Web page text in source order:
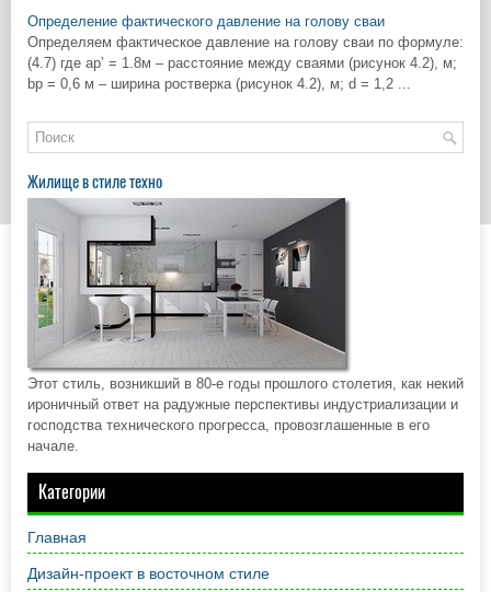
Определение фактического давление на голову сваи
Определяем фактическое давление на голову сваи по формуле:
(4.7) где ap’ = 1.8м – расстояние между сваями (рисунок 4.2), м;
bp = 0,6 м – ширина ростверка (рисунок 4.2), м; d = 1,2 ...
Жилище в стиле техно
Этот стиль, возникший в 80-е годы прошлого столетия, как некий
ироничный ответ на радужные перспективы индустриализации и
господства технического прогресса, провозглашенные в его
начале.
Категории
Главная
Дизайн-проект в восточном стиле